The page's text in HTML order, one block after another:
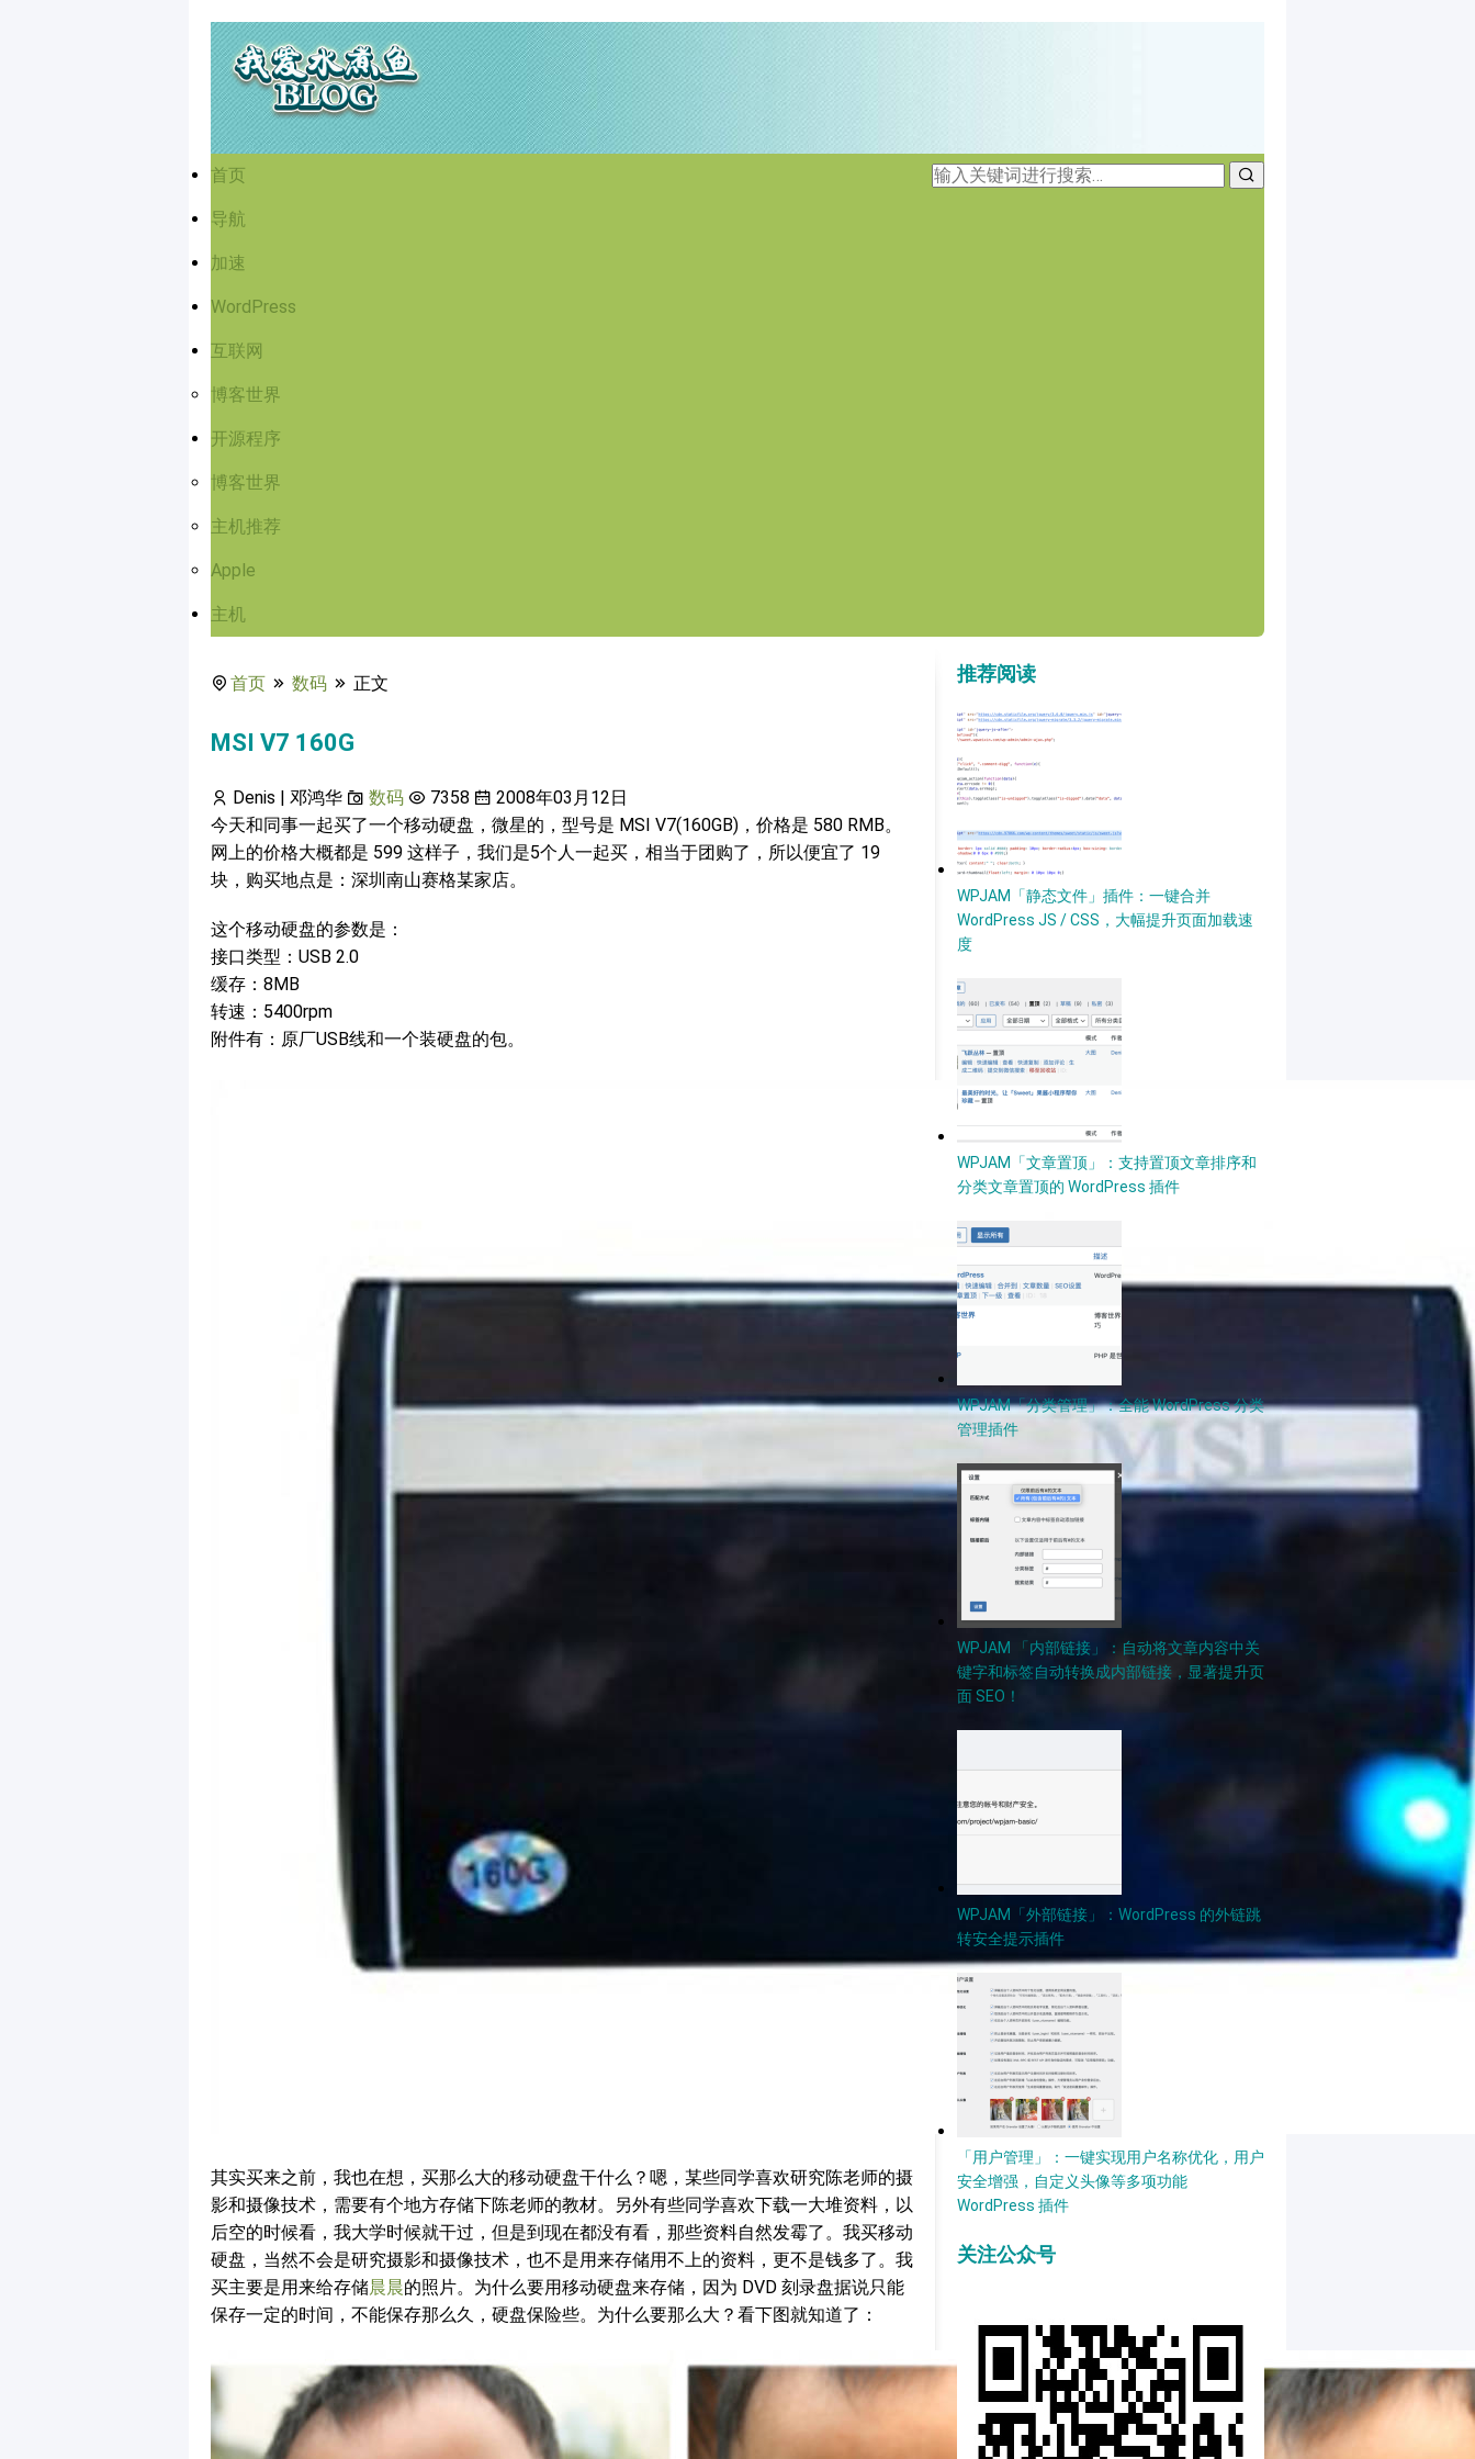
首页
导航
加速
WordPress
互联网
博客世界
开源程序
博客世界
主机推荐
Apple
主机
首页 数码 正文
MSI V7 160G
Denis | 邓鸿华 数码 7358
2008年03月12日
今天和同事一起买了一个移动硬盘，微星的，型号是 MSI V7(160GB)，价格是 580 RMB。
网上的价格大概都是 599 这样子，我们是5个人一起买，相当于团购了，所以便宜了 19
块，购买地点是：深圳南山赛格某家店。
这个移动硬盘的参数是：
接口类型：USB 2.0
缓存：8MB
转速：5400rpm
附件有：原厂USB线和一个装硬盘的包。
其实买来之前，我也在想，买那么大的移动硬盘干什么？嗯，某些同学喜欢研究陈老师的摄
影和摄像技术，需要有个地方存储下陈老师的教材。另外有些同学喜欢下载一大堆资料，以
后空的时候看，我大学时候就干过，但是到现在都没有看，那些资料自然发霉了。我买移动
硬盘，当然不会是研究摄影和摄像技术，也不是用来存储用不上的资料，更不是钱多了。我
买主要是用来给存储晨晨的照片。为什么要用移动硬盘来存储，因为 DVD 刻录盘据说只能
保存一定的时间，不能保存那么久，硬盘保险些。为什么要那么大？看下图就知道了：
推荐阅读
WPJAM「静态文件」插件：一键合并
WordPress JS / CSS，大幅提升页面加载速
度
WPJAM「文章置顶」：支持置顶文章排序和
分类文章置顶的 WordPress 插件
WPJAM「分类管理」：全能 WordPress 分类
管理插件
WPJAM 「内部链接」：自动将文章内容中关
键字和标签自动转换成内部链接，显著提升页
面 SEO！
WPJAM「外部链接」：WordPress 的外链跳
转安全提示插件
「用户管理」：一键实现用户名称优化，用户
安全增强，自定义头像等多项功能
WordPress 插件
关注公众号